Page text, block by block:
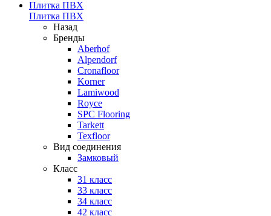
Плитка ПВХ
Плитка ПВХ
Назад
Бренды
Aberhof
Alpendorf
Cronafloor
Korner
Lamiwood
Royce
SPC Flooring
Tarkett
Texfloor
Вид соединения
Замковый
Класс
31 класс
33 класс
34 класс
42 класс